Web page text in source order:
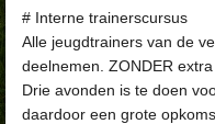
# Interne trainerscursus
Alle jeugdtrainers van de
deelnemen. ZONDER
Drie avonden is te doen
daardoor een grote